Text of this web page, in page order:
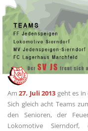
Am 27. Juli 2013 geht es in
Sich gleich acht Teams
den Senioren, der
Lokomotive Sierndorf,